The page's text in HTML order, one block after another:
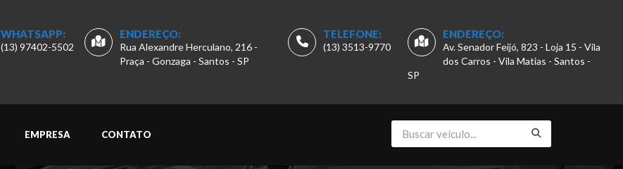
WHATSAPP:
(13) 97402-5502
ENDEREÇO:
Rua Alexandre Herculano, 216 -
Praça - Gonzaga - Santos - SP
TELEFONE:
(13) 3513-9770
ENDEREÇO:
Av. Senador Feijó, 823 - Loja 15 - Vila
dos Carros - Vila Matias - Santos -
SP
EMPRESA CONTATO